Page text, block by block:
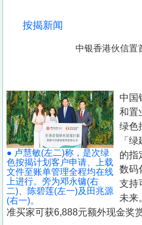
置
业
手
册
关
於
我
按揭新闻
中银香港伙信置
● 卢慧敏(左二)称，是次绿
色按揭计划客户申请、上载
文件至账单管理全程均在线
上进行。旁为邓永镛(右
二)、陈碧莲(左一)及田兆源
(右一)。
中国
和置
绿色
「
的指
数码
支持
未来
准买家可获6,888元额外现金奖赏